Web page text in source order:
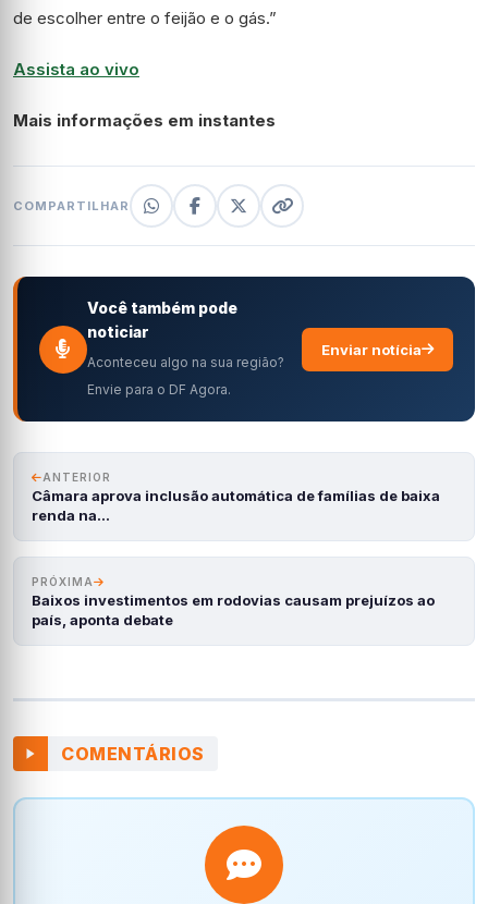
de escolher entre o feijão e o gás.”
Assista ao vivo
Mais informações em instantes
COMPARTILHAR
Você também pode
noticiar
Aconteceu algo na sua região?
Envie para o DF Agora.
Enviar notícia
ANTERIOR
Câmara aprova inclusão automática de famílias de baixa
renda na…
PRÓXIMA
Baixos investimentos em rodovias causam prejuízos ao
país, aponta debate
COMENTÁRIOS